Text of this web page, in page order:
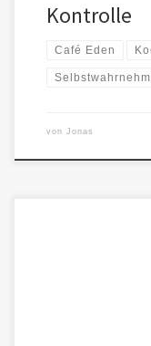
Kontrolle
Café Eden
von Jonas